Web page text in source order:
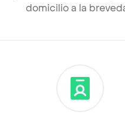
domicilio a la